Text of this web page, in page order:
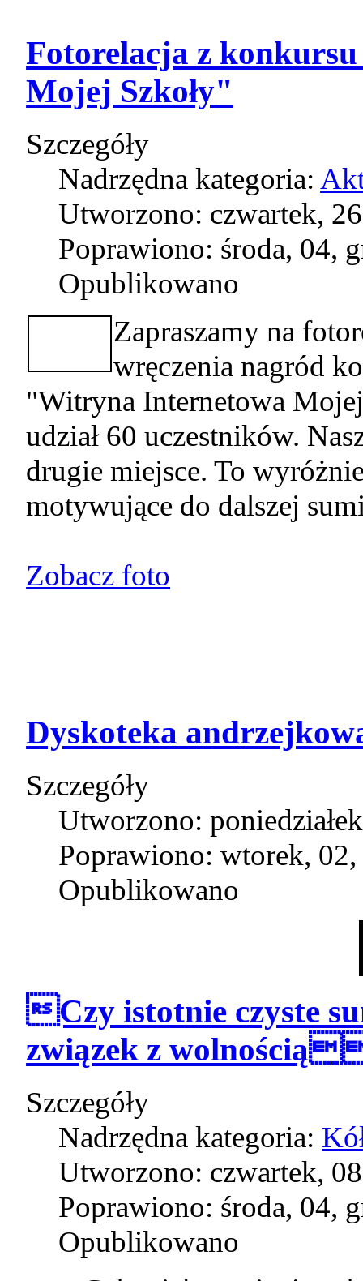
Fotorelacja z
Mojej Szkoły"
Szczegóły
Nadrzędna kategoria:
Utworzono: czwartek,
Poprawiono: środa, 04,
Opublikowano
Zapraszamy na
wręczenia nagród
"Witryna Internetowa
udział 60 uczestników.
drugie miejsce. To
motywujące do dalszej
Zobacz foto
Dyskoteka
Szczegóły
Utworzono:
Poprawiono: wtorek,
Opublikowano
Czy istotnie czyste
związek z
Szczegóły
Nadrzędna kategoria:
Utworzono: czwartek,
Poprawiono: środa, 04,
Opublikowano